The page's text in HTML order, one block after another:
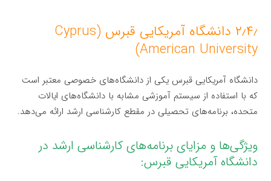
۲٫۴٫ دانشگاه آمریکایی قبرس (Cyprus
American University)
دانشگاه آمریکایی قبرس یکی از دانشگاه‌های خصوصی معتبر است
که با استفاده از سیستم آموزشی مشابه با دانشگاه‌های ایالات
متحده، برنامه‌های تحصیلی در مقطع کارشناسی ارشد ارائه می‌دهد.
ویژگی‌ها و مزایای برنامه‌های کارشناسی ارشد در
دانشگاه آمریکایی قبرس: